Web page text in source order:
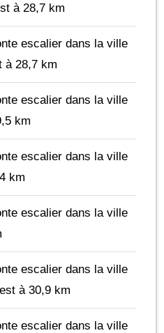
à 28,7 km
escalier dans la ville
à 28,7 km
escalier dans la ville
km
escalier dans la ville
km
escalier dans la ville
escalier dans la ville
est à 30,9 km
escalier dans la ville